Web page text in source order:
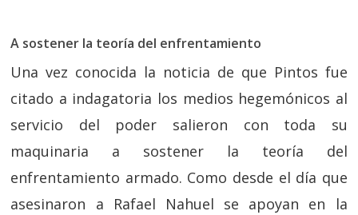
A sostener la teoría del enfrentamiento
Una vez conocida la noticia de que Pintos fue
citado a indagatoria los medios hegemónicos al
servicio del poder salieron con toda su
maquinaria a sostener la teoría del
enfrentamiento armado. Como desde el día que
asesinaron a Rafael Nahuel se apoyan en la